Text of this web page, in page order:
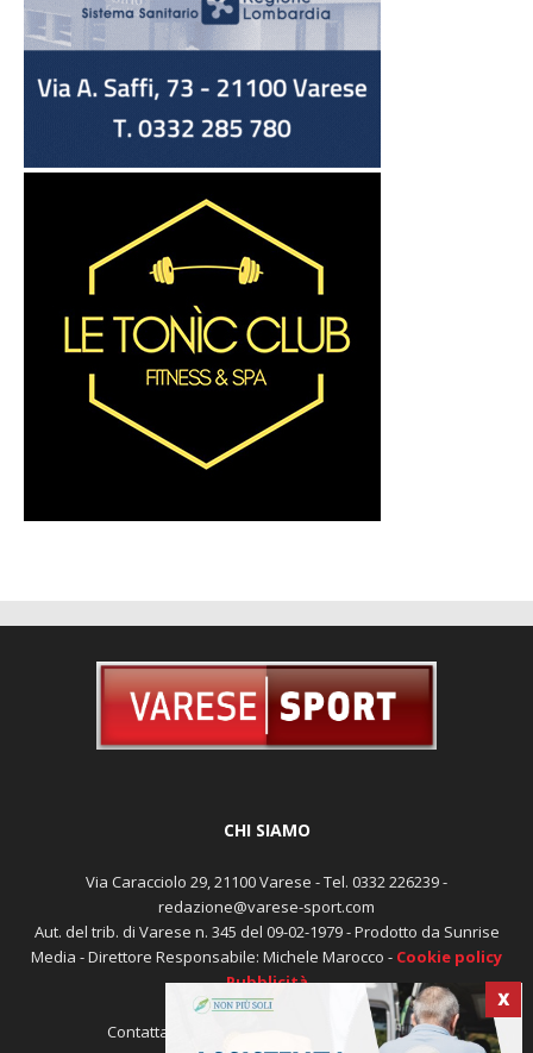
X
CHI SIAMO
Via Caracciolo 29, 21100 Varese - Tel. 0332 226239 -
redazione@varese-sport.com
Aut. del trib. di Varese n. 345 del 09-02-1979 - Prodotto da Sunrise
Media - Direttore Responsabile: Michele Marocco - Cookie policy
Pubblicità
Contattaci: redazione@varese-sport.com